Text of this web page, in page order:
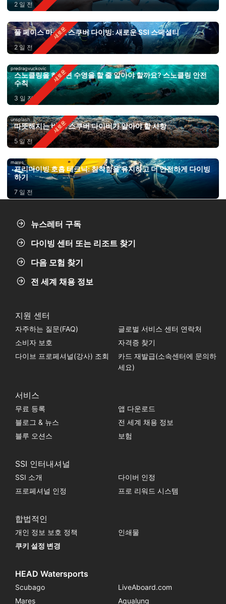
2 일 전
풀 페이스 마스크 스쿠버 다이빙: 새로운 SSI 스페셜티
2 일 전
predragvuckovic
스노클링을 하려면 수영을 할 줄 알아야 할까요? 스노클링 안전
수칙
3 일 전
unsplash
따뜻해지는 바다: 스쿠버 다이버가 알아야 할 사항
5 일 전
mares
프리다이빙 호흡 테크닉: 침착함을 유지하고 더 안전하게 다이빙
하기
7 일 전
뉴스레터 구독
다이빙 센터 또는 리조트 찾기
다음 모험 찾기
전 세계 채용 정보
지원 센터
자주하는 질문(FAQ)
글로벌 서비스 센터 연락처
소비자 보호
자격증 찾기
다이브 프로페셔널(강사) 조회
카드 재발급(소속센터에 문의하
세요)
서비스
무료 등록
앱 다운로드
블로그 & 뉴스
전 세계 채용 정보
블루 오션스
보험
SSI 인터내셔널
SSI 소개
다이버 인정
프로페셔널 인정
프로 리워드 시스템
합법적인
개인 정보 보호 정책
인쇄물
쿠키 설정 변경
HEAD Watersports
Scubago
LiveAboard.com
Mares
Aqualung